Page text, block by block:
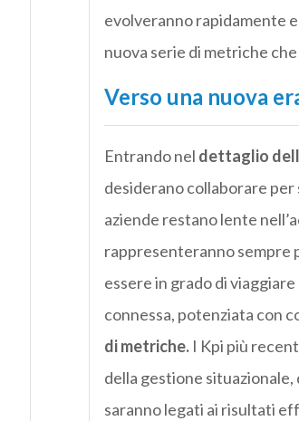
evolveranno rapidamente
nuova serie di metriche
Verso una nuova
Entrando nel dettaglio
desiderano collaborare
aziende restano lente
rappresenteranno sempre
essere in grado di
connessa, potenziata con
di metriche.I Kpi più
della gestione
saranno legati ai risultati